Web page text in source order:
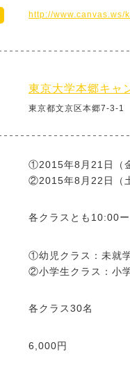
http://www.canvas.ws/
東京大学本郷キャ
東京都文京区本郷7-3-1
①2015年8月21日（
②2015年8月22日（
各クラスとも10:00
①幼児クラス：未就
②小学生クラス：小
各クラス30名
6,000円